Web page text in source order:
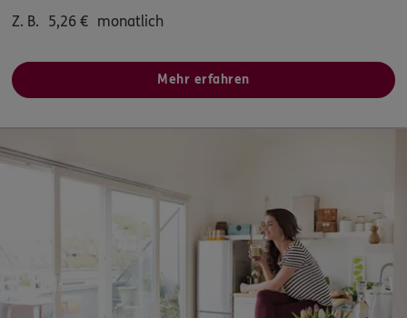
Z. B. 5,26 € monatlich
Mehr erfahren